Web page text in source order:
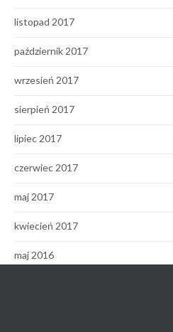
listopad 2017
październik 2017
wrzesień 2017
sierpień 2017
lipiec 2017
czerwiec 2017
maj 2017
kwiecień 2017
maj 2016